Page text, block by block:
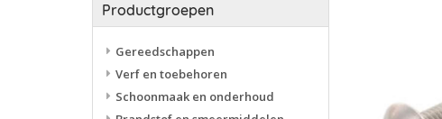
Productgroepen
Gereedschappen
Verf en toebehoren
Schoonmaak en onderhoud